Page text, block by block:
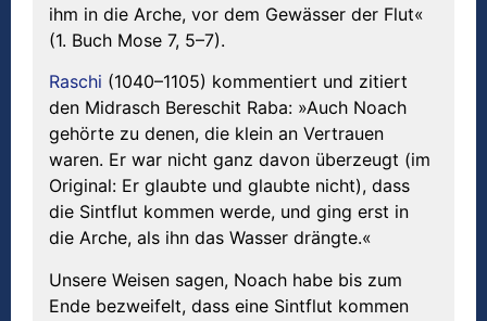
ihm in die Arche, vor dem Gewässer der Flut«
(1. Buch Mose 7, 5–7).
Raschi (1040–1105) kommentiert und zitiert
den Midrasch Bereschit Raba: »Auch Noach
gehörte zu denen, die klein an Vertrauen
waren. Er war nicht ganz davon überzeugt (im
Original: Er glaubte und glaubte nicht), dass
die Sintflut kommen werde, und ging erst in
die Arche, als ihn das Wasser drängte.«
Unsere Weisen sagen, Noach habe bis zum
Ende bezweifelt, dass eine Sintflut kommen